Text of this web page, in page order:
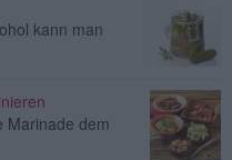
kann man
Marinade dem